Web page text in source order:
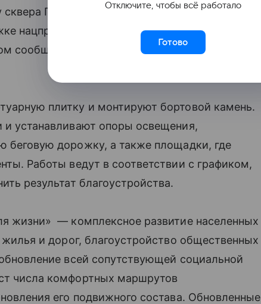
Герайлар в Бахчисарае Республики
нацпроекта «Инфраструктура
сообщил глава администрации города
плитку и монтируют бортовой камень.
устанавливают опоры освещения,
беговую дорожку, а также площадки, где
Работы ведут в соответствии с графиком,
результат благоустройства.
жизни» — комплексное развитие населенных
и дорог, благоустройство общественных
всей сопутствующей социальной
числа комфортных маршрутов
его подвижного состава. Обновленные
Отключите, чтобы всё работало
Готово